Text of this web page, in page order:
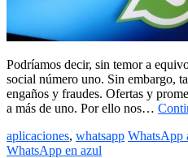
Podríamos decir, sin temor a
social número uno. Sin embargo,
engaños y fraudes. Ofertas y
a más de uno. Por ello nos…
aplicaciones, whatsapp WhatsApp
WhatsApp en azul